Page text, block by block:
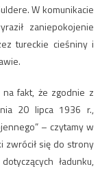
W komunikacie
zaniepokojenie
tureckie cieśniny i
na fakt, że zgodnie z
20 lipca 1936 r.,
– czytamy w
zwrócił się do strony
ładunku,